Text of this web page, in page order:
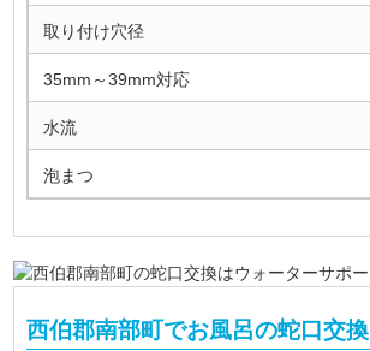
取り付け穴径
35mm～39mm対応
水流
泡まつ
西伯郡南部町でお風呂の蛇口交換